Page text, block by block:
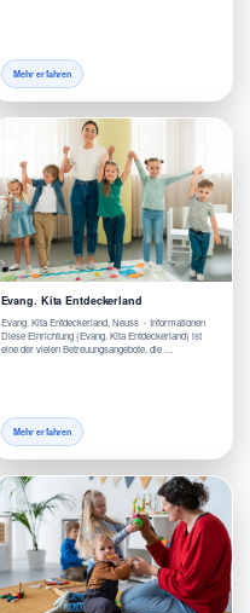
Mehr erfahren
Evang. Kita Entdeckerland
Evang. Kita Entdeckerland, Neuss - Informationen
Diese Einrichtung (Evang. Kita Entdeckerland) ist
eine der vielen Betreuungsangebote, die …
Mehr erfahren